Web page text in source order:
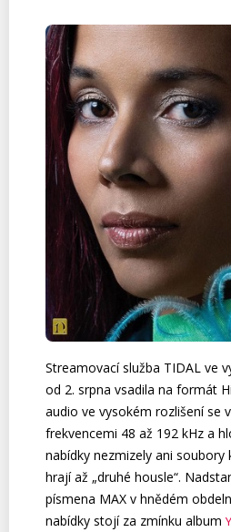
Streamovací služba TIDAL ve
od 2. srpna vsadila na formát
audio ve vysokém rozlišení se
frekvencemi 48 až 192 kHz a
nabídky nezmizely ani soubory
hrají až „druhé housle“.
písmena MAX v hnědém
nabídky stojí za zmínku album